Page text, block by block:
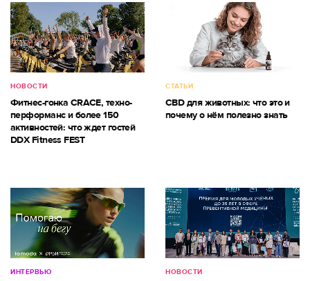
НОВОСТИ
Фитнес-гонка CRACE, техно-
перформанс и более 150
активностей: что ждет гостей
DDX Fitness FEST
СТАТЬИ
CBD для животных: что это и
почему о нём полезно знать
ИНТЕРВЬЮ НОВОСТИ